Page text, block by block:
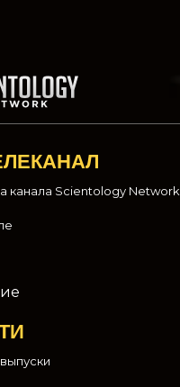
канала Scientology Network